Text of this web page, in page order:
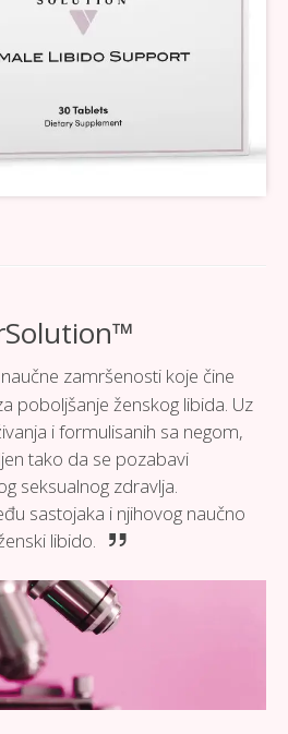
zamršenosti koje čine
poboljšanje ženskog libida. Uz
i formulisanih sa negom,
tako da se pozabavi
seksualnog zdravlja.
sastojaka i njihovog naučno
libido.